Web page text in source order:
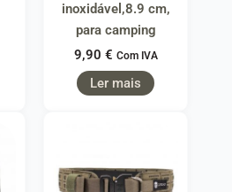
inoxidável,8.9 cm,
para camping
9,90 € Com IVA
Ler mais